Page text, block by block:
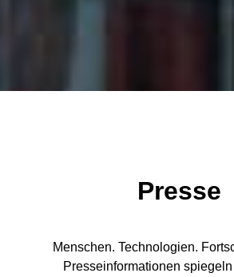
Presse
Menschen. Technologien.
Presseinformationen